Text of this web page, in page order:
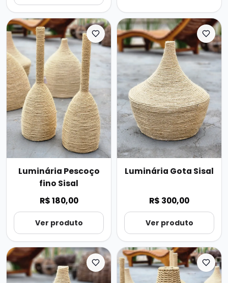
Luminária Pescoço
fino Sisal
R$ 180,00
Ver produto
Luminária Gota Sisal
R$ 300,00
Ver produto